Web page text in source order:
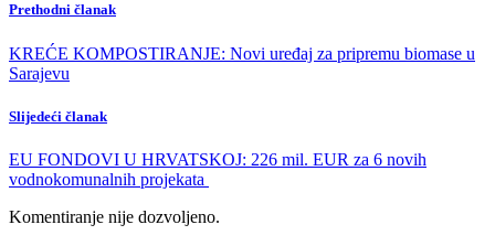
Prethodni članak
KREĆE KOMPOSTIRANJE: Novi uređaj za pripremu biomase u
Sarajevu
Slijedeći članak
EU FONDOVI U HRVATSKOJ: 226 mil. EUR za 6 novih
vodnokomunalnih projekata
Komentiranje nije dozvoljeno.